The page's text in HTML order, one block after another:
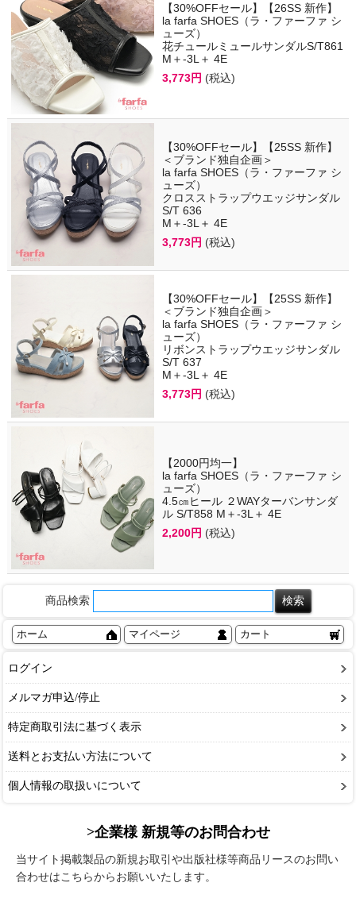
【30%OFFセール】【26SS 新作】
la farfa SHOES（ラ・ファーファ シ
ューズ）
花チュールミュールサンダルS/T861
M＋-3L＋ 4E
3,773円 (税込)
【30%OFFセール】【25SS 新作】
＜ブランド独自企画＞
la farfa SHOES（ラ・ファーファ シ
ューズ）
クロスストラップウエッジサンダル
S/T 636
M＋-3L＋ 4E
3,773円 (税込)
【30%OFFセール】【25SS 新作】
＜ブランド独自企画＞
la farfa SHOES（ラ・ファーファ シ
ューズ）
リボンストラップウエッジサンダル
S/T 637
M＋-3L＋ 4E
3,773円 (税込)
【2000円均一】
la farfa SHOES（ラ・ファーファ シ
ューズ）
4.5㎝ヒール ２WAYターバンサンダ
ル S/T858 M＋-3L＋ 4E
2,200円 (税込)
商品検索
ホーム マイページ カート
ログイン
メルマガ申込/停止
特定商取引法に基づく表示
送料とお支払い方法について
個人情報の取扱いについて
>企業様 新規等のお問合わせ
当サイト掲載製品の新規お取引や出版社様等商品リースのお問い
合わせはこちらからお願いいたします。